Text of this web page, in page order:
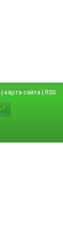
| карта сайта | RSS